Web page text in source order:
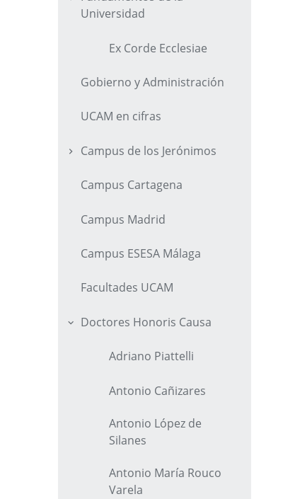
Universidad
Ex Corde Ecclesiae
Gobierno y Administración
UCAM en cifras
Campus de los Jerónimos
Campus Cartagena
Campus Madrid
Campus ESESA Málaga
Facultades UCAM
Doctores Honoris Causa
Adriano Piattelli
Antonio Cañizares
Antonio López de
Silanes
Antonio María Rouco
Varela